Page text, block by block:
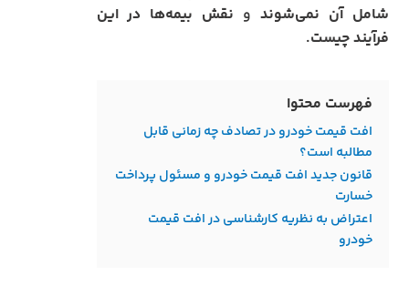
شامل آن نمی‌شوند و نقش بیمه‌ها در این
فرآیند چیست.
فهرست محتوا
افت قیمت خودرو در تصادف چه زمانی قابل
مطالبه است؟
قانون جدید افت قیمت خودرو و مسئول پرداخت
خسارت
اعتراض به نظریه کارشناسی در افت قیمت
خودرو